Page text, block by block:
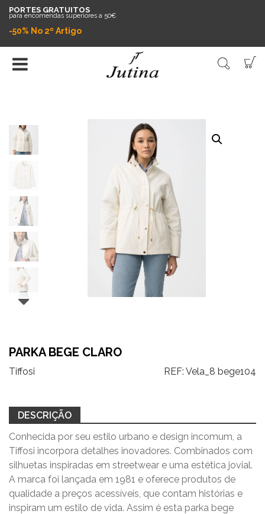
PORTES GRATUITOS
para encomendas superiores a 50€
-50% No 2º Artigo
PARKA BEGE CLARO
Tiffosi REF: Vela_8 bege104
DESCRIÇÃO
Conhecida por seu estilo urbano e design incomum, a
Tiffosi incorpora detalhes inovadores. Combinados com
silhuetas inspiradas em streetwear e uma estética jovial.
A marca foi lançada em 1981 e oferece produtos de
qualidade a preços acessíveis, que contam histórias e
inspiram um estilo de vida. Assim é esta parka bege